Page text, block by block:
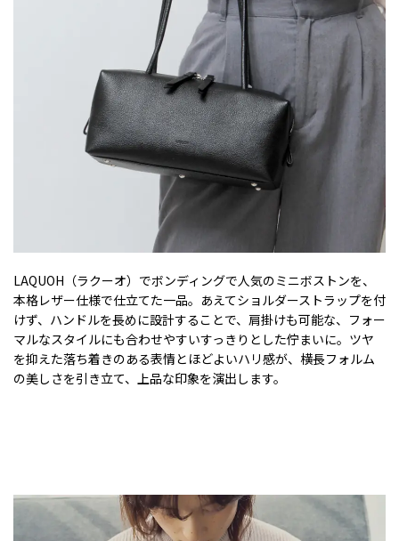
LAQUOH（ラクーオ）でボンディングで人気のミニボストンを、
本格レザー仕様で仕立てた一品。あえてショルダーストラップを付
けず、ハンドルを長めに設計することで、肩掛けも可能な、フォー
マルなスタイルにも合わせやすいすっきりとした佇まいに。ツヤ
を抑えた落ち着きのある表情とほどよいハリ感が、横長フォルム
の美しさを引き立て、上品な印象を演出します。